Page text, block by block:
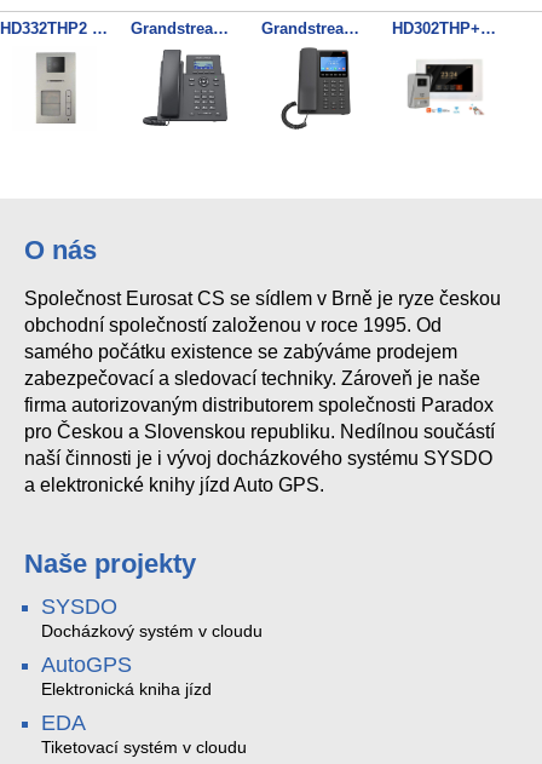
HD332THP2 2 drat vstupni inrerkom 2 tlačítka Grandstream GRP2601W SIP telefon Grandstream GHP631W SIP WiFi hotelový telefon s displejem černý HD302THP+HR593THW WiFi Tuya 2 drat sada videotelefonu
O nás
Společnost Eurosat CS se sídlem v Brně je ryze českou
obchodní společností založenou v roce 1995. Od
samého počátku existence se zabýváme prodejem
zabezpečovací a sledovací techniky. Zároveň je naše
firma autorizovaným distributorem společnosti Paradox
pro Českou a Slovenskou republiku. Nedílnou součástí
naší činnosti je i vývoj docházkového systému SYSDO
a elektronické knihy jízd Auto GPS.
Naše projekty
SYSDO
Docházkový systém v cloudu
AutoGPS
Elektronická kniha jízd
EDA
Tiketovací systém v cloudu